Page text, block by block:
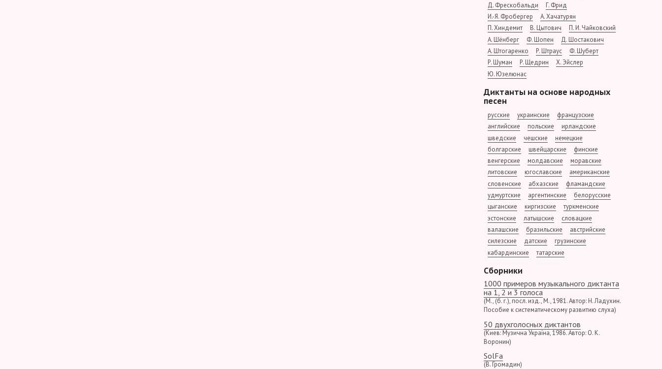
Д. Фрескобальди
Г. Фрид
И.-Я. Фробергер
А. Хачатурян
П. Хиндемит
В. Цытович
П. И. Чайковский
А. Шёнберг
Ф. Шопен
Д. Шостакович
А. Штогаренко
Р. Штраус
Ф. Шуберт
Р. Шуман
Р. Щедрин
Х. Эйслер
Ю. Юзелюнас
Диктанты на основе народных
песен
русские украинские
французские
английские
польские
ирландские
шведские
чешские
немецкие
болгарские
швейцарские
финские
венгерские
молдавские
моравские
литовские
югославские
американские
словенские
абхазские
фламандские
удмуртские
аргентинские
белорусские
цыганские
киргизские
туркменские
эстонские
латышские
словацкие
валашские
бразильские
австрийские
силезские
датские
грузинские
кабардинские
татарские
Сборники
1000 примеров музыкального диктанта
на 1, 2 и 3 голоса
(М., (б. г.), посл. изд., М., 1981. Автор: Н. Ладухин.
Пособие к систематическому развитию слуха)
50 двухголосных диктантов
(Киев: Музична Україна, 1986. Автор: О. К.
Воронин)
SolFa
(В. Громадин)